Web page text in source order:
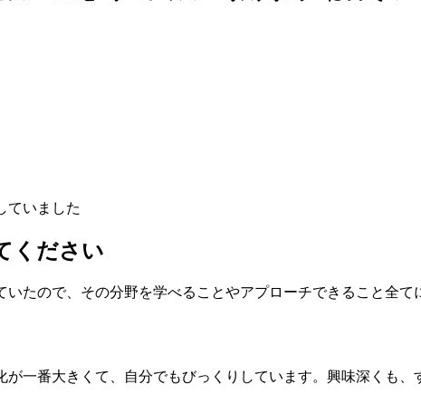
ていました
ください
たので、その分野を学べることやアプローチできること全て
一番大きくて、自分でもびっくりしています。興味深くも